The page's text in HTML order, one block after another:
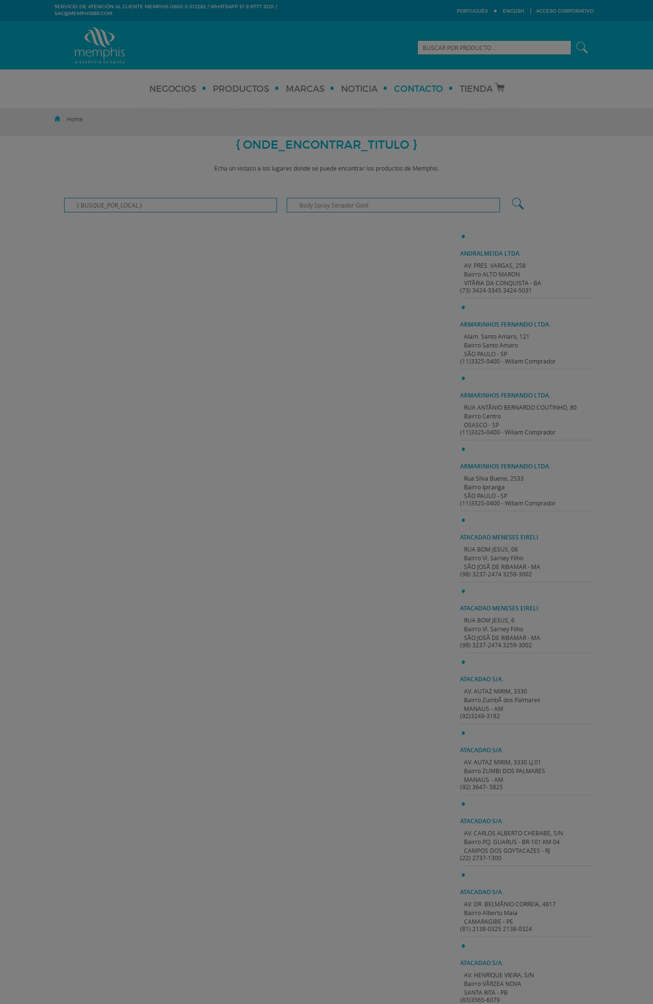
SERVICIO DE ATENCIÓN AL CLIENTE MEMPHIS 0800 0 512282 / WHATSAPP 51 9 9777 3201 /
SAC@MEMPHISBR.COM PORTUGUÊS ENGLISH ACCESO CORPORATIVO
NEGOCIOS PRODUCTOS MARCAS NOTICIA CONTACTO TIENDA
Home
{ ONDE_ENCONTRAR_TITULO }
Echa un vistazo a los lugares donde se puede encontrar los productos de Memphis.
ANDRALMEIDA LTDA.
AV. PRES. VARGAS, 258
Bairro ALTO MARON
VITÃRIA DA CONQUISTA - BA
(73) 3424-3345 3424-5031
ARMARINHOS FERNANDO LTDA.
Alam. Santo Amaro, 121
Bairro Santo Amaro
SÃO PAULO - SP
(11)3325-0400 - Wiliam Comprador
ARMARINHOS FERNANDO LTDA.
RUA ANTÃNIO BERNARDO COUTINHO, 80
Bairro Centro
OSASCO - SP
(11)3325-0400 - Wiliam Comprador
ARMARINHOS FERNANDO LTDA.
Rua Silva Bueno, 2533
Bairro Ipiranga
SÃO PAULO - SP
(11)3325-0400 - Wiliam Comprador
ATACADAO MENESES EIRELI
RUA BOM JESUS, 06
Bairro Vl. Sarney Filho
SÃO JOSÃ DE RIBAMAR - MA
(98) 3237-2474 3259-3002
ATACADAO MENESES EIRELI
RUA BOM JESUS, 6
Bairro Vl. Sarney Filho
SÃO JOSÃ DE RIBAMAR - MA
(98) 3237-2474 3259-3002
ATACADAO S/A.
AV. AUTAZ MIRIM, 3330
Bairro ZumbÃ­ dos Palmares
MANAUS - AM
(92)3249-3182
ATACADAO S/A.
AV. AUTAZ MIRIM, 3330 LJ.01
Bairro ZUMBI DOS PALMARES
MANAUS - AM
(92) 3647- 5825
ATACADAO S/A.
AV. CARLOS ALBERTO CHEBABE, S/N
Bairro PQ. GUARUS - BR-101 KM 04
CAMPOS DOS GOYTACAZES - RJ
(22) 2737-1300
ATACADAO S/A.
AV. DR. BELMÃNIO CORREIA, 4817
Bairro Alberto Maia
CAMARAGIBE - PE
(81) 2138-0325 2138-0324
ATACADAO S/A.
AV. HENRIQUE VIEIRA, S/N
Bairro VÃRZEA NOVA
SANTA RITA - PB
(83)3565-6079